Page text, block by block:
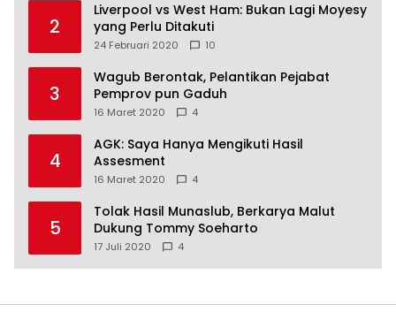
2
Liverpool vs West Ham: Bukan Lagi Moyesy
yang Perlu Ditakuti
24 Februari 2020 10
3
Wagub Berontak, Pelantikan Pejabat
Pemprov pun Gaduh
16 Maret 2020 4
4
AGK: Saya Hanya Mengikuti Hasil
Assesment
16 Maret 2020 4
5
Tolak Hasil Munaslub, Berkarya Malut
Dukung Tommy Soeharto
17 Juli 2020 4